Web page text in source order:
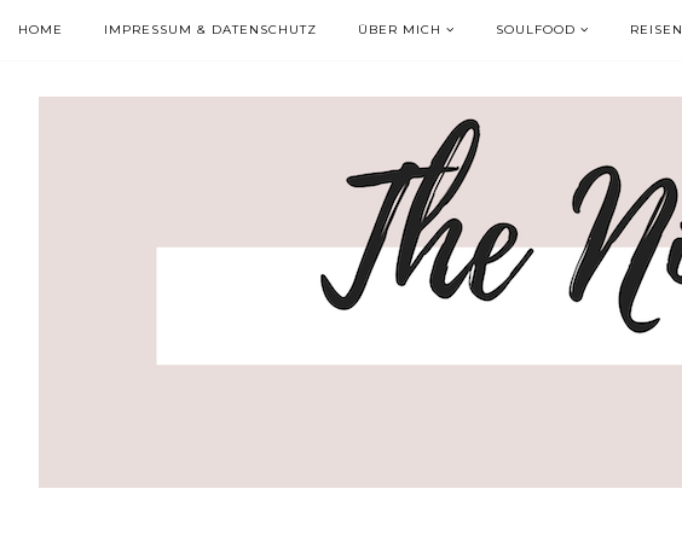
HOME IMPRESSUM & DATENSCHUTZ ÜBER MICH SOULFOOD REISEN